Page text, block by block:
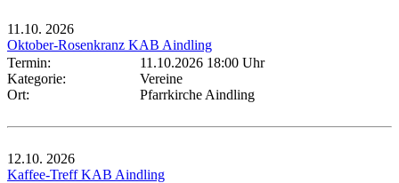
11.10. 2026
Oktober-Rosenkranz KAB Aindling
Termin:
11.10.2026 18:00 Uhr
Kategorie:
Vereine
Ort:
Pfarrkirche Aindling
12.10. 2026
Kaffee-Treff KAB Aindling